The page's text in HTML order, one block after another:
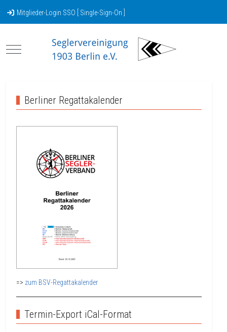
Mitglieder-Login SSO [ Single-Sign-On ]
Mobile Menu Toggle
Berliner Regattakalender
=> zum BSV-Regattakalender
Termin-Export iCal-Format